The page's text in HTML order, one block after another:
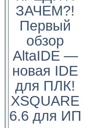
ЗАЧЕМ?!
Первый
обзор
AltaIDE —
новая IDE
для ПЛК!
XSQUARE
6.6 для ИП